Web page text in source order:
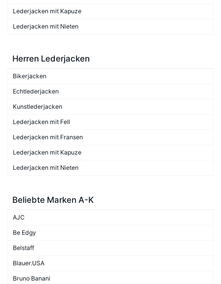
Lederjacken mit Kapuze
Lederjacken mit Nieten
Herren Lederjacken
Bikerjacken
Echtlederjacken
Kunstlederjacken
Lederjacken mit Fell
Lederjacken mit Fransen
Lederjacken mit Kapuze
Lederjacken mit Nieten
Beliebte Marken A-K
AJC
Be Edgy
Belstaff
Blauer.USA
Bruno Banani